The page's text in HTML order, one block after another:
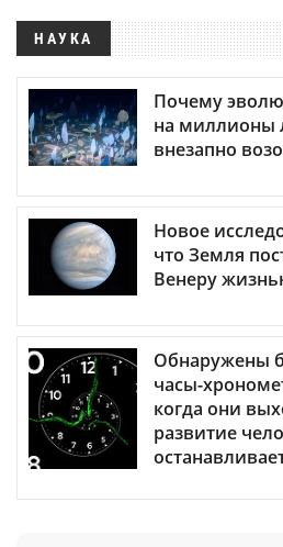
НАУКА
Почему
на миллионы
внезапно
Новое
что Земля
Венеру
Обнаружены
часы-
когда они
развитие